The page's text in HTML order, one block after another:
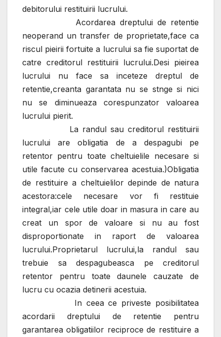
debitorului restituirii lucrului.
Acordarea dreptului de retentie
neoperand un transfer de proprietate,face ca
riscul pieirii fortuite a lucrului sa fie suportat de
catre creditorul restituirii lucrului.Desi pieirea
lucrului nu face sa inceteze dreptul de
retentie,creanta garantata nu se stnge si nici
nu se diminueaza corespunzator valoarea
lucrului pierit.
La randul sau creditorul restituirii
lucrului are obligatia de a despagubi pe
retentor pentru toate cheltuielile necesare si
utile facute cu conservarea acestuia.)Obligatia
de restituire a cheltuielilor depinde de natura
acestora:cele necesare vor fi restituie
integral,iar cele utile doar in masura in care au
creat un spor de valoare si nu au fost
disproportionate in raport de valoarea
lucrului.Proprietarul lucrului,la randul sau
trebuie sa despagubeasca pe creditorul
retentor pentru toate daunele cauzate de
lucru cu ocazia detinerii acestuia.
In ceea ce priveste posibilitatea
acordarii dreptului de retentie pentru
garantarea obligatiilor reciproce de restituire a